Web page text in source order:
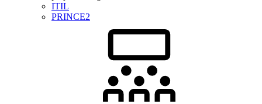
ITIL
PRINCE2